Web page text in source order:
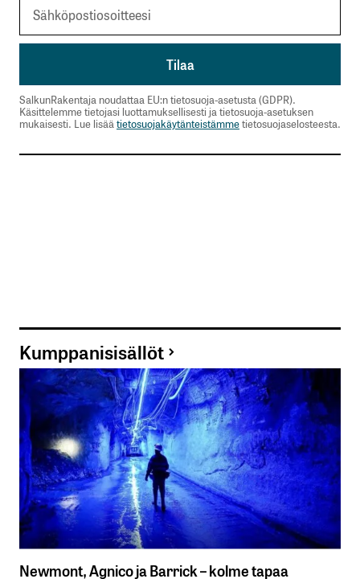
SalkunRakentaja noudattaa EU:n tietosuoja-asetusta (GDPR).
Käsittelemme tietojasi luottamuksellisesti ja tietosuoja-asetuksen
mukaisesti. Lue lisää tietosuojakäytänteistämmetietosuojaselosteesta.
Kumppanisisällöt
Newmont, Agnico ja Barrick – kolme tapaa